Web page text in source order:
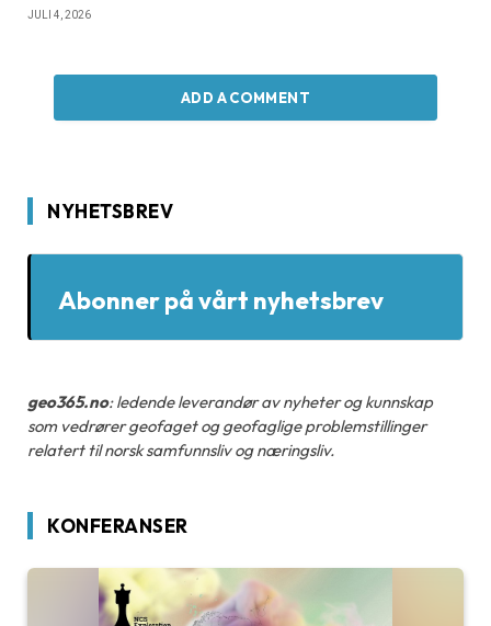
JULI 4, 2026
ADD A COMMENT
NYHETSBREV
Abonner på vårt nyhetsbrev
geo365.no: ledende leverandør av nyheter og kunnskap
som vedrører geofaget og geofaglige problemstillinger
relatert til norsk samfunnsliv og næringsliv.
KONFERANSER